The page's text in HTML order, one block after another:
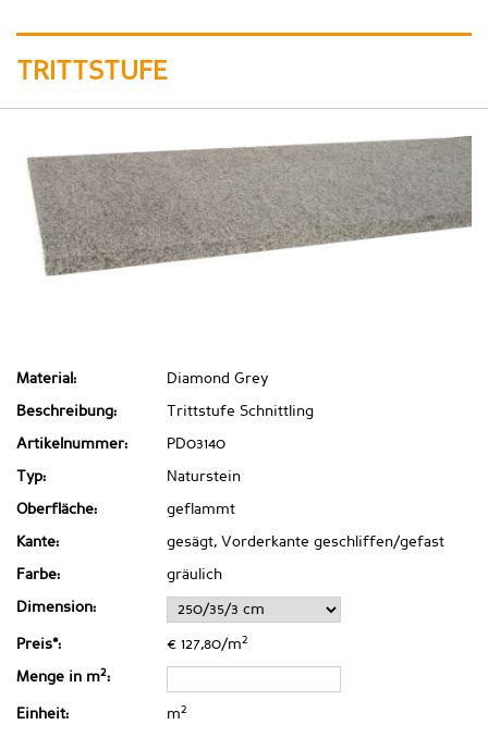
TRITTSTUFE
Material: Diamond Grey
Beschreibung: Trittstufe Schnittling
Artikelnummer: PD03140
Typ: Naturstein
Oberfläche: geflammt
Kante: gesägt, Vorderkante geschliffen/gefast
Farbe: gräulich
Dimension:
Preis*: € 127,80/m2
Menge in m2:
Einheit: m2